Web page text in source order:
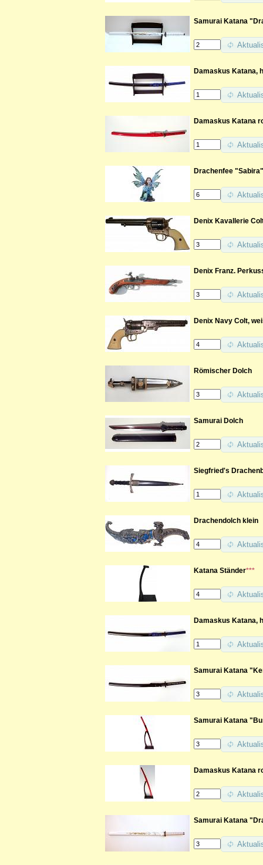
Samurai Katana
Damaskus Katana,
Damaskus Katana
Drachenfee "Sabira"
Denix Kavallerie
Denix Franz.
Denix Navy Colt,
Römischer Dolch
Samurai Dolch
Siegfried's
Drachendolch klein
Katana Ständer***
Damaskus Katana,
Samurai Katana
Samurai Katana
Damaskus Katana
Samurai Katana